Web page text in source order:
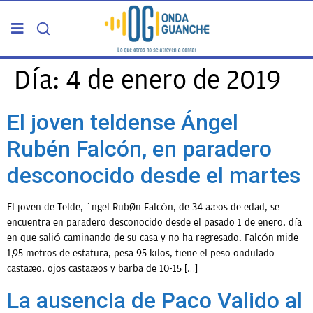
PORTADA
TELDE
GRAN CANARIA
5ª COLUMNA
CARTAS DEL DIRECTOR
Día: 4 de enero de 2019
El joven teldense Ángel
Rubén Falcón, en paradero
desconocido desde el martes
El joven de Telde, Ángel Rubén Falcón, de 34 años de edad, se
encuentra en paradero desconocido desde el pasado 1 de enero, día
en que salió caminando de su casa y no ha regresado. Falcón mide
1,95 metros de estatura, pesa 95 kilos, tiene el peso ondulado
castaño, ojos castaños y barba de 10-15 […]
La ausencia de Paco Valido al